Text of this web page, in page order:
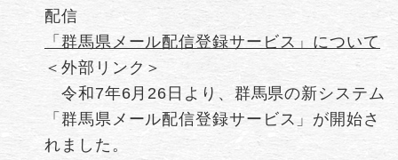
配信
「群馬県メール配信登録サービス」について
＜外部リンク＞
令和7年6月26日より、群馬県の新システム
「群馬県メール配信登録サービス」が開始さ
れました。